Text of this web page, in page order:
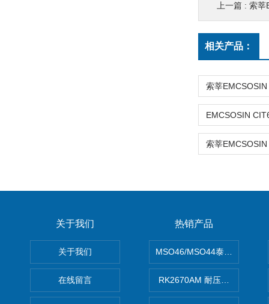
上一篇 : 索莘
相关产品：
关于我们
关于我们
在线留言
热销产品
MSO46/MSO44泰克
RK2670AM 耐压测试仪